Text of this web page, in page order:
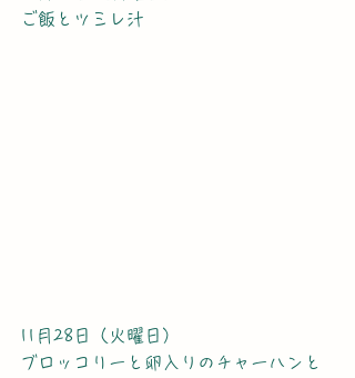
ご飯とツミレ汁
11月28日（火曜日）
ブロッコリーと卵入りのチャーハンと